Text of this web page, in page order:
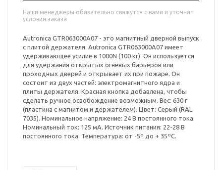
Наши менеджеры обязательно свяжутся с вами и уточнят
условия заказа
Autronica GTR063000A07 - это магнитный дверной выпуск
с плитой держателя. Autronica GTR063000A07 имеет
удерживающее усилие в 1000N (100 кг). Он используется
для удержания открытых огневых барьеров или
проходных дверей и открывает их при пожаре. Он
состоит из двух частей: электромагнитного ядра и
плиты держателя. Красная кнопка добавлена, чтобы
сделать ручное освобождение возможным. Вес: 630 г
(пластина с магнитом и держателем). Цвет: Серый (RAL
7035). Номинальное напряжение: 24 В постоянного тока.
Номинальный ток: 125 мА. Источник питания: 22-28 В
постоянного тока. Температура: от -5º до + 35ºC.